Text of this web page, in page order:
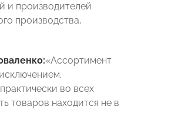
и производителей
производства,
«Ассортимент
во всех
товаров находится не в